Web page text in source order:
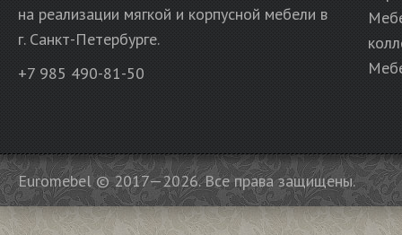
на реализации мягкой и корпусной мебели в
г. Санкт-Петербурге.
+7 985 490-81-50
Euromebel © 2017—2026. Все права защищены.